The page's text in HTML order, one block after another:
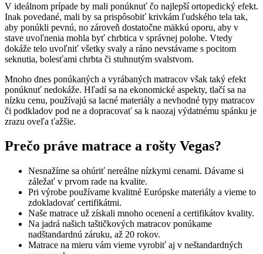
V ideálnom prípade by mali ponúknuť čo najlepší ortopedický efekt.
Inak povedané, mali by sa prispôsobiť krivkám ľudského tela tak,
aby ponúkli pevnú, no zároveň dostatočne mäkkú oporu, aby v
stave uvoľnenia mohla byť chrbtica v správnej polohe. Vtedy
dokáže telo uvoľniť všetky svaly a ráno nevstávame s pocitom
seknutia, bolesťami chrbta či stuhnutým svalstvom.
Mnoho dnes ponúkaných a vyrábaných matracov však taký efekt
ponúknuť nedokáže. Hľadí sa na ekonomické aspekty, tlačí sa na
nízku cenu, používajú sa lacné materiály a nevhodné typy matracov
či podkladov pod ne a dopracovať sa k naozaj výdatnému spánku je
zrazu oveľa ťažšie.
Prečo práve matrace a rošty Vegas?
Nesnažíme sa ohúriť nereálne nízkymi cenami. Dávame si
záležať v prvom rade na kvalite.
Pri výrobe používame kvalitné Európske materiály a vieme to
zdokladovať certifikátmi.
Naše matrace už získali mnoho ocenení a certifikátov kvality.
Na jadrá našich taštičkových matracov ponúkame
nadštandardnú záruku, až 20 rokov.
Matrace na mieru vám vieme vyrobiť aj v neštandardných